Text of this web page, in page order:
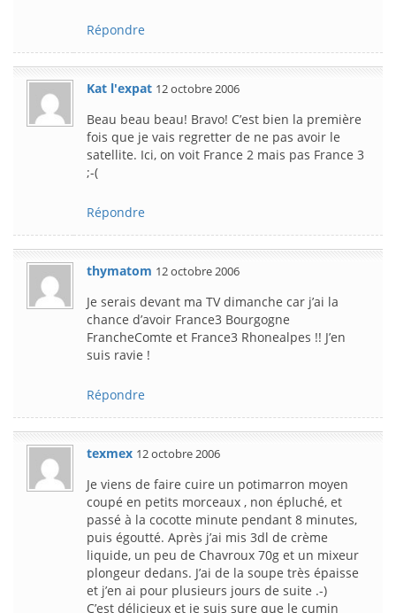
Répondre
Kat l'expat 12 octobre 2006
Beau beau beau! Bravo! C’est bien la première
fois que je vais regretter de ne pas avoir le
satellite. Ici, on voit France 2 mais pas France 3
;-(
Répondre
thymatom 12 octobre 2006
Je serais devant ma TV dimanche car j’ai la
chance d’avoir France3 Bourgogne
FrancheComte et France3 Rhonealpes !! J’en
suis ravie !
Répondre
texmex 12 octobre 2006
Je viens de faire cuire un potimarron moyen
coupé en petits morceaux , non épluché, et
passé à la cocotte minute pendant 8 minutes,
puis égoutté. Après j’ai mis 3dl de crème
liquide, un peu de Chavroux 70g et un mixeur
plongeur dedans. J’ai de la soupe très épaisse
et j’en ai pour plusieurs jours de suite .-)
C’est délicieux et je suis sure que le cumin